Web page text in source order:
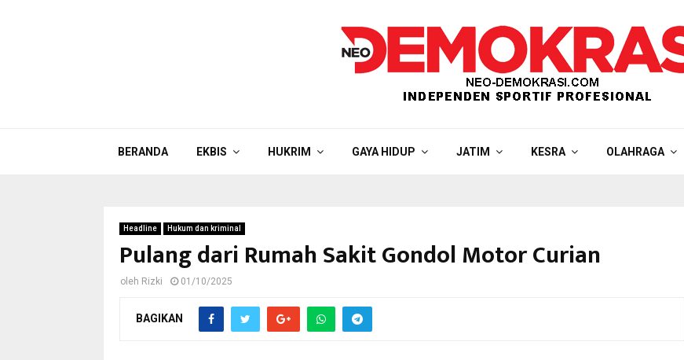
BERANDA EKBIS HUKRIM GAYA HIDUP JATIM KESRA OLAHRAGA
Headline Hukum dan kriminal
Pulang dari Rumah Sakit Gondol Motor Curian
oleh Rizki 01/10/2025
BAGIKAN